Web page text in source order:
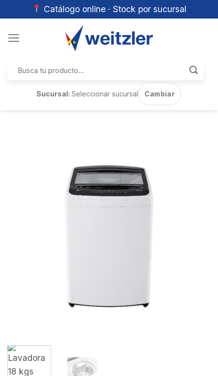
Catálogo online · Stock por sucursal
por:
Sucursal:Seleccionar sucursal Cambiar